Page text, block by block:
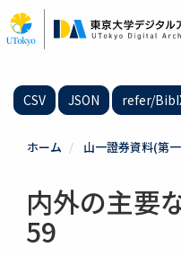
イ
ン
CSV JSON refer/
ホーム 山一證券資料(第
内外の主要
59